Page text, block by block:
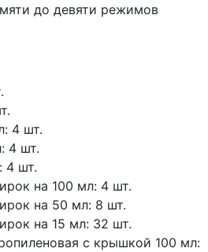
до девяти режимов
4 шт.
4 шт.
4 шт.
на 100 мл: 4 шт.
на 50 мл: 8 шт.
на 15 мл: 32 шт.
с крышкой 100 мл: